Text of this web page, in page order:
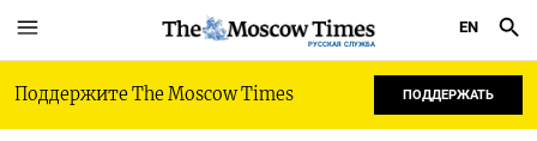
РУССКАЯ СЛУЖБА
EN
Поддержите The Moscow Times ПОДДЕРЖАТЬ